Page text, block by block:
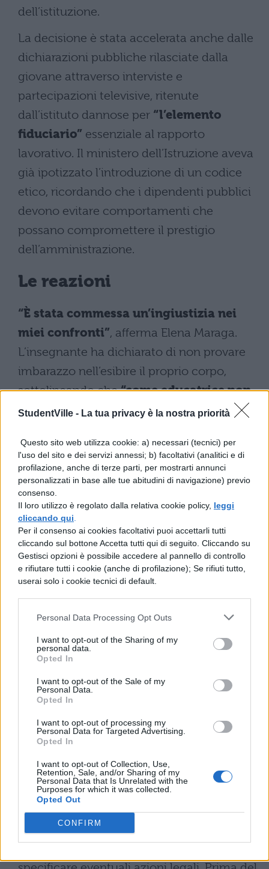
StudentVille - La tua privacy è la nostra priorità
Questo sito web utilizza cookie: a) necessari (tecnici) per
l'uso del sito e dei servizi annessi; b) facoltativi (analitici e di
profilazione, anche di terze parti, per mostrarti annunci
personalizzati in base alle tue abitudini di navigazione) previo
consenso.
Il loro utilizzo è regolato dalla relativa cookie policy, leggi
cliccando qui
Per il consenso ai cookies facoltativi puoi accettarli tutti
cliccando sul bottone Accetta tutti qui di seguito. Cliccando su
Gestisci opzioni è possibile accedere al pannello di controllo
e rifiutare tutti i cookie (anche di profilazione); Se rifiuti tutto,
userai solo i cookie tecnici di default.
Personal Data Processing Opt Outs
I want to opt-out of the Sharing of my
personal data.
Opted In
I want to opt-out of the Sale of my
Personal Data.
Opted In
I want to opt-out of processing my
Personal Data for Targeted Advertising.
Opted In
I want to opt-out of Collection, Use,
Retention, Sale, and/or Sharing of my
Personal Data that Is Unrelated with the
Purposes for which it was collected.
Opted Out
CONFIRM
dell’istituzione.
La decisione è stata accelerata anche dalle
dichiarazioni pubbliche rilasciate dalla
giovane attraverso interviste e
partecipazioni televisive, ritenute
dall’istituto dannose per “l’elemento
fiduciario” essenziale al rapporto
lavorativo. Il ministero dell’Istruzione aveva
già ipotizzato l’introduzione di un codice
etico, ricordando che i dipendenti pubblici
devono evitare comportamenti che
possano compromettere il prestigio
dell’amministrazione.
Le reazioni
“È stata commessa un’ingiustizia nei
miei confronti”, afferma Elena Maraga.
L’insegnante ha dichiarato di non provare
imbarazzo nell’esibire il proprio corpo,
sottolineando che“come educatrice non
ho mai fatto mancare nulla ai bambini”
A suo sostegno si sono schierati alcuni
genitori, per i quali l’attività su Onlyfans non
influiva sulla qualità del suo insegnamento.
Di fronte al rischio, Maraga aveva già
anticipato:“Nel caso continuerò su
Onlyfans”.
Le implicazioni per la
professionalità
dell’insegnante
importanti questioni sul confine tra vita
contesto educativo. La maestra ha
giustificato la sua presenza su Onlyfans
citando l’insufficienza dello stipendio da
1200 euro mensili, evidenziando un
problema economico reale.
Nonostante la possibilità teorica di
impugnare il licenziamento, Maraga si è
limitata a dichiarare che